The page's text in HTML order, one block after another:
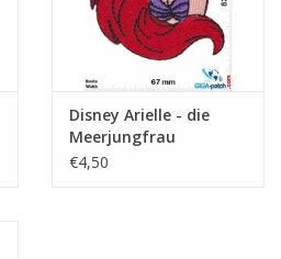
Disney Arielle - die
Meerjungfrau
€4,50